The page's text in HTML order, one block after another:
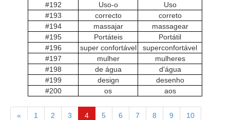
#192
Uso-o
Uso
#193
correcto
correto
#194
massajar
massagear
#195
Portáteis
Portátil
#196
super confortável
superconfortável
#197
mulher
mulheres
#198
de água
d'água
#199
design
desenho
#200
os aos
« 1 2 3 4 5 6 7 8 9 10